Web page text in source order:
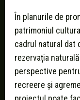
În planurile de
patrimoniul
cadrul natural dat
rezervația
perspective
recreere și